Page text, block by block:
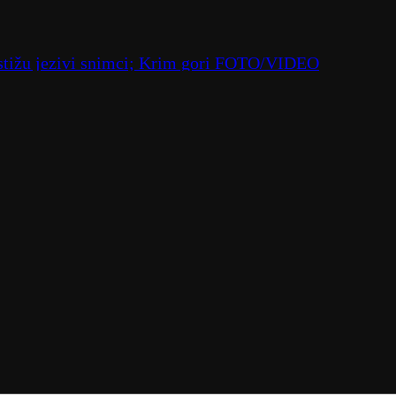
jezivi snimci; Krim gori FOTO/VIDEO
pod kontrolom; "Opasnost i dalje vreba" FOTO/